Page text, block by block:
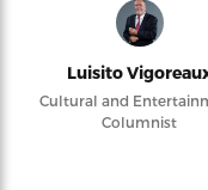
Luisito
Cultural and
Columnist